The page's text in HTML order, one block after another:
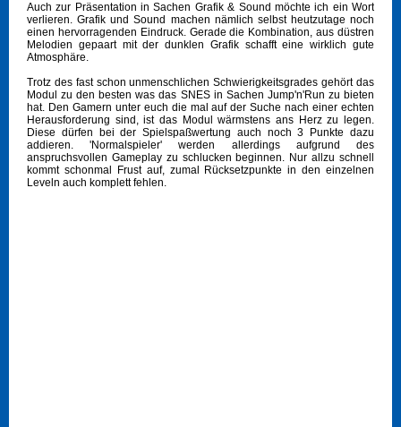
Auch zur Präsentation in Sachen Grafik & Sound möchte ich ein Wort
verlieren. Grafik und Sound machen nämlich selbst heutzutage noch
einen hervorragenden Eindruck. Gerade die Kombination, aus düstren
Melodien gepaart mit der dunklen Grafik schafft eine wirklich gute
Atmosphäre.
Trotz des fast schon unmenschlichen Schwierigkeitsgrades gehört das
Modul zu den besten was das SNES in Sachen Jump'n'Run zu bieten
hat. Den Gamern unter euch die mal auf der Suche nach einer echten
Herausforderung sind, ist das Modul wärmstens ans Herz zu legen.
Diese dürfen bei der Spielspaßwertung auch noch 3 Punkte dazu
addieren. 'Normalspieler' werden allerdings aufgrund des
anspruchsvollen Gameplay zu schlucken beginnen. Nur allzu schnell
kommt schonmal Frust auf, zumal Rücksetzpunkte in den einzelnen
Leveln auch komplett fehlen.